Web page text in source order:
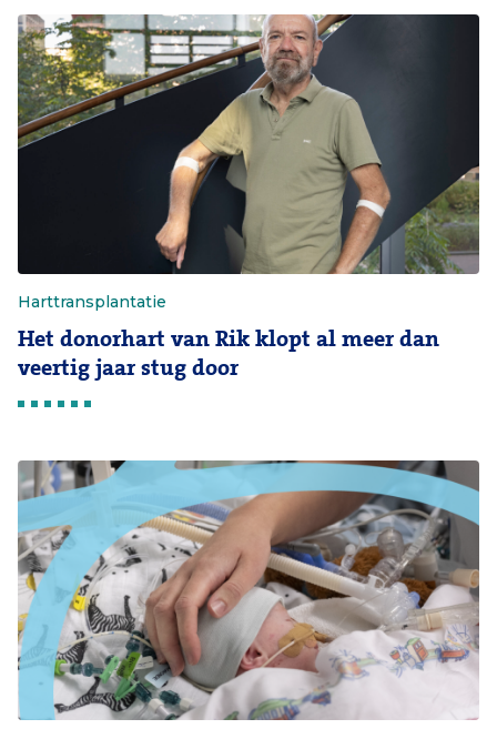
Harttransplantatie
Het donorhart van Rik klopt al meer dan
veertig jaar stug door